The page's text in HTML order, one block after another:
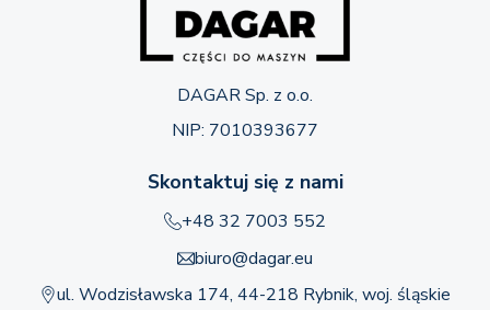
DAGAR Sp. z o.o.
NIP: 7010393677
Skontaktuj się z nami
+48 32 7003 552
biuro@dagar.eu
ul. Wodzisławska 174, 44-218 Rybnik, woj. śląskie